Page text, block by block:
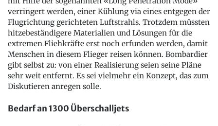
verringert werden, einer Kühlung via eines entgegen der
Flugrichtung gerichteten Luftstrahls. Trotzdem müssten
hitzebeständigere Materialien und Lösungen für die
extremen Fliehkräfte erst noch erfunden werden, damit
Menschen in diesem Flieger reisen können. Bombardier
gibt selbst zu: von einer Realisierung seien seine Pläne
sehr weit entfernt. Es sei vielmehr ein Konzept, das zum
Diskutieren anregen solle.
Bedarf an 1300 Überschalljets